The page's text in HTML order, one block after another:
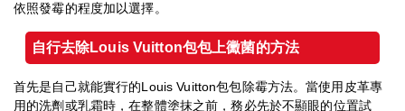
依照發霉的程度加以選擇。
自行去除Louis Vuitton包包上黴菌的方法
首先是自己就能實行的Louis Vuitton包包除霉方法。當使用皮革專
用的洗劑或乳霜時，在整體塗抹之前，務必先於不顯眼的位置試